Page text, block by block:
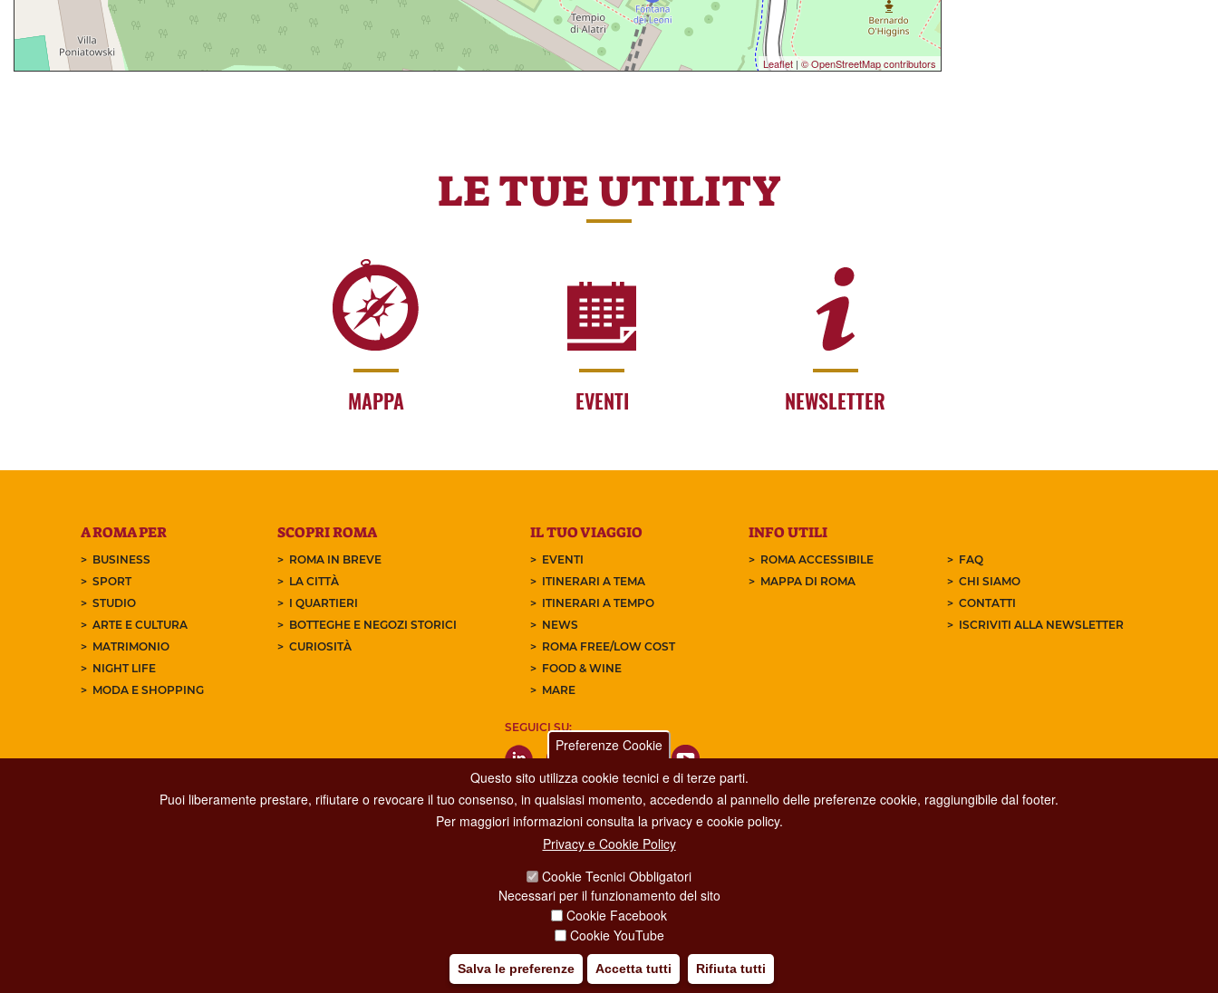
Leaflet |© OpenStreetMap contributors
LE TUE UTILITY
MAPPA EVENTI NEWSLETTER
A ROMA PER
BUSINESS
SPORT
STUDIO
ARTE E CULTURA
MATRIMONIO
NIGHT LIFE
MODA E SHOPPING
SCOPRI ROMA
ROMA IN BREVE
LA CITTÀ
I QUARTIERI
BOTTEGHE E NEGOZI STORICI
CURIOSITÀ
IL TUO VIAGGIO
EVENTI
ITINERARI A TEMA
ITINERARI A TEMPO
NEWS
ROMA FREE/LOW COST
FOOD & WINE
MARE
INFO UTILI
ROMA ACCESSIBILE
MAPPA DI ROMA
FAQ
CHI SIAMO
CONTATTI
ISCRIVITI ALLA NEWSLETTER
SEGUICI SU:
Dipartimento Grandi Eventi, Sport, Turismo e Moda.
Via di San Basilio, 51
00187 Roma
CREDITS COPYRIGHT
Preferenze Cookie
Questo sito utilizza cookie tecnici e di terze parti.
Puoi liberamente prestare, rifiutare o revocare il tuo consenso, in qualsiasi momento, accedendo al pannello delle preferenze cookie, raggiungibile dal footer.
Per maggiori informazioni consulta la privacy e cookie policy.
Privacy e Cookie Policy
Cookie Tecnici Obbligatori
Necessari per il funzionamento del sito
Cookie Facebook
Cookie YouTube
Salva le preferenze Accetta tutti Rifiuta tutti